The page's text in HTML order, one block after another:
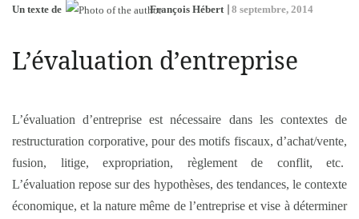
Un texte de François Hébert 8 septembre, 2014
L’évaluation d’entreprise
L’évaluation d’entreprise est nécessaire dans les contextes de
restructuration corporative, pour des motifs fiscaux, d’achat/vente,
fusion, litige, expropriation, règlement de conflit, etc.
L’évaluation repose sur des hypothèses, des tendances, le contexte
économique, et la nature même de l’entreprise et vise à déterminer